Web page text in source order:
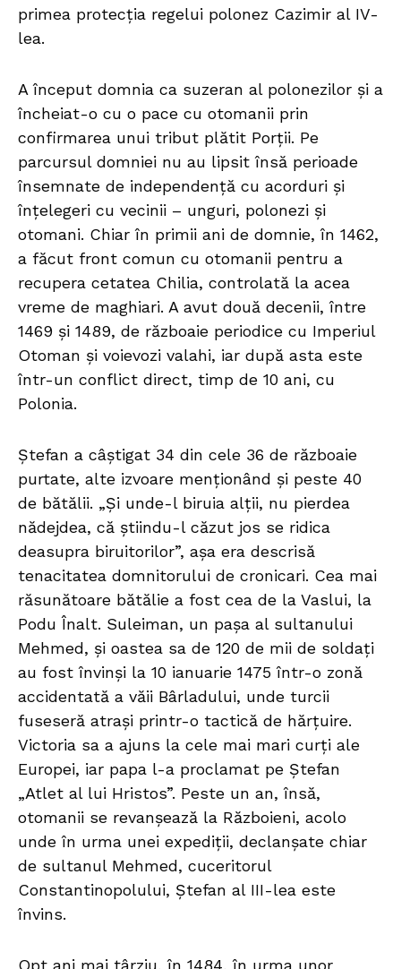
primea protecția regelui polonez Cazimir al IV-
lea.
A început domnia ca suzeran al polonezilor și a
încheiat-o cu o pace cu otomanii prin
confirmarea unui tribut plătit Porții. Pe
parcursul domniei nu au lipsit însă perioade
însemnate de independență cu acorduri și
înțelegeri cu vecinii – unguri, polonezi și
otomani. Chiar în primii ani de domnie, în 1462,
a făcut front comun cu otomanii pentru a
recupera cetatea Chilia, controlată la acea
vreme de maghiari. A avut două decenii, între
1469 și 1489, de războaie periodice cu Imperiul
Otoman și voievozi valahi, iar după asta este
într-un conflict direct, timp de 10 ani, cu
Polonia.
Ștefan a câștigat 34 din cele 36 de războaie
purtate, alte izvoare menționând și peste 40
de bătălii. „Și unde-l biruia alții, nu pierdea
nădejdea, că știindu-l căzut jos se ridica
deasupra biruitorilor”, așa era descrisă
tenacitatea domnitorului de cronicari. Cea mai
răsunătoare bătălie a fost cea de la Vaslui, la
Podu Înalt. Suleiman, un pașa al sultanului
Mehmed, și oastea sa de 120 de mii de soldați
au fost învinși la 10 ianuarie 1475 într-o zonă
accidentată a văii Bârladului, unde turcii
fuseseră atrași printr-o tactică de hărțuire.
Victoria sa a ajuns la cele mai mari curți ale
Europei, iar papa l-a proclamat pe Ștefan
„Atlet al lui Hristos”. Peste un an, însă,
otomanii se revanșează la Războieni, acolo
unde în urma unei expediții, declanșate chiar
de sultanul Mehmed, cuceritorul
Constantinopolului, Ștefan al III-lea este
învins.
Opt ani mai târziu, în 1484, în urma unor